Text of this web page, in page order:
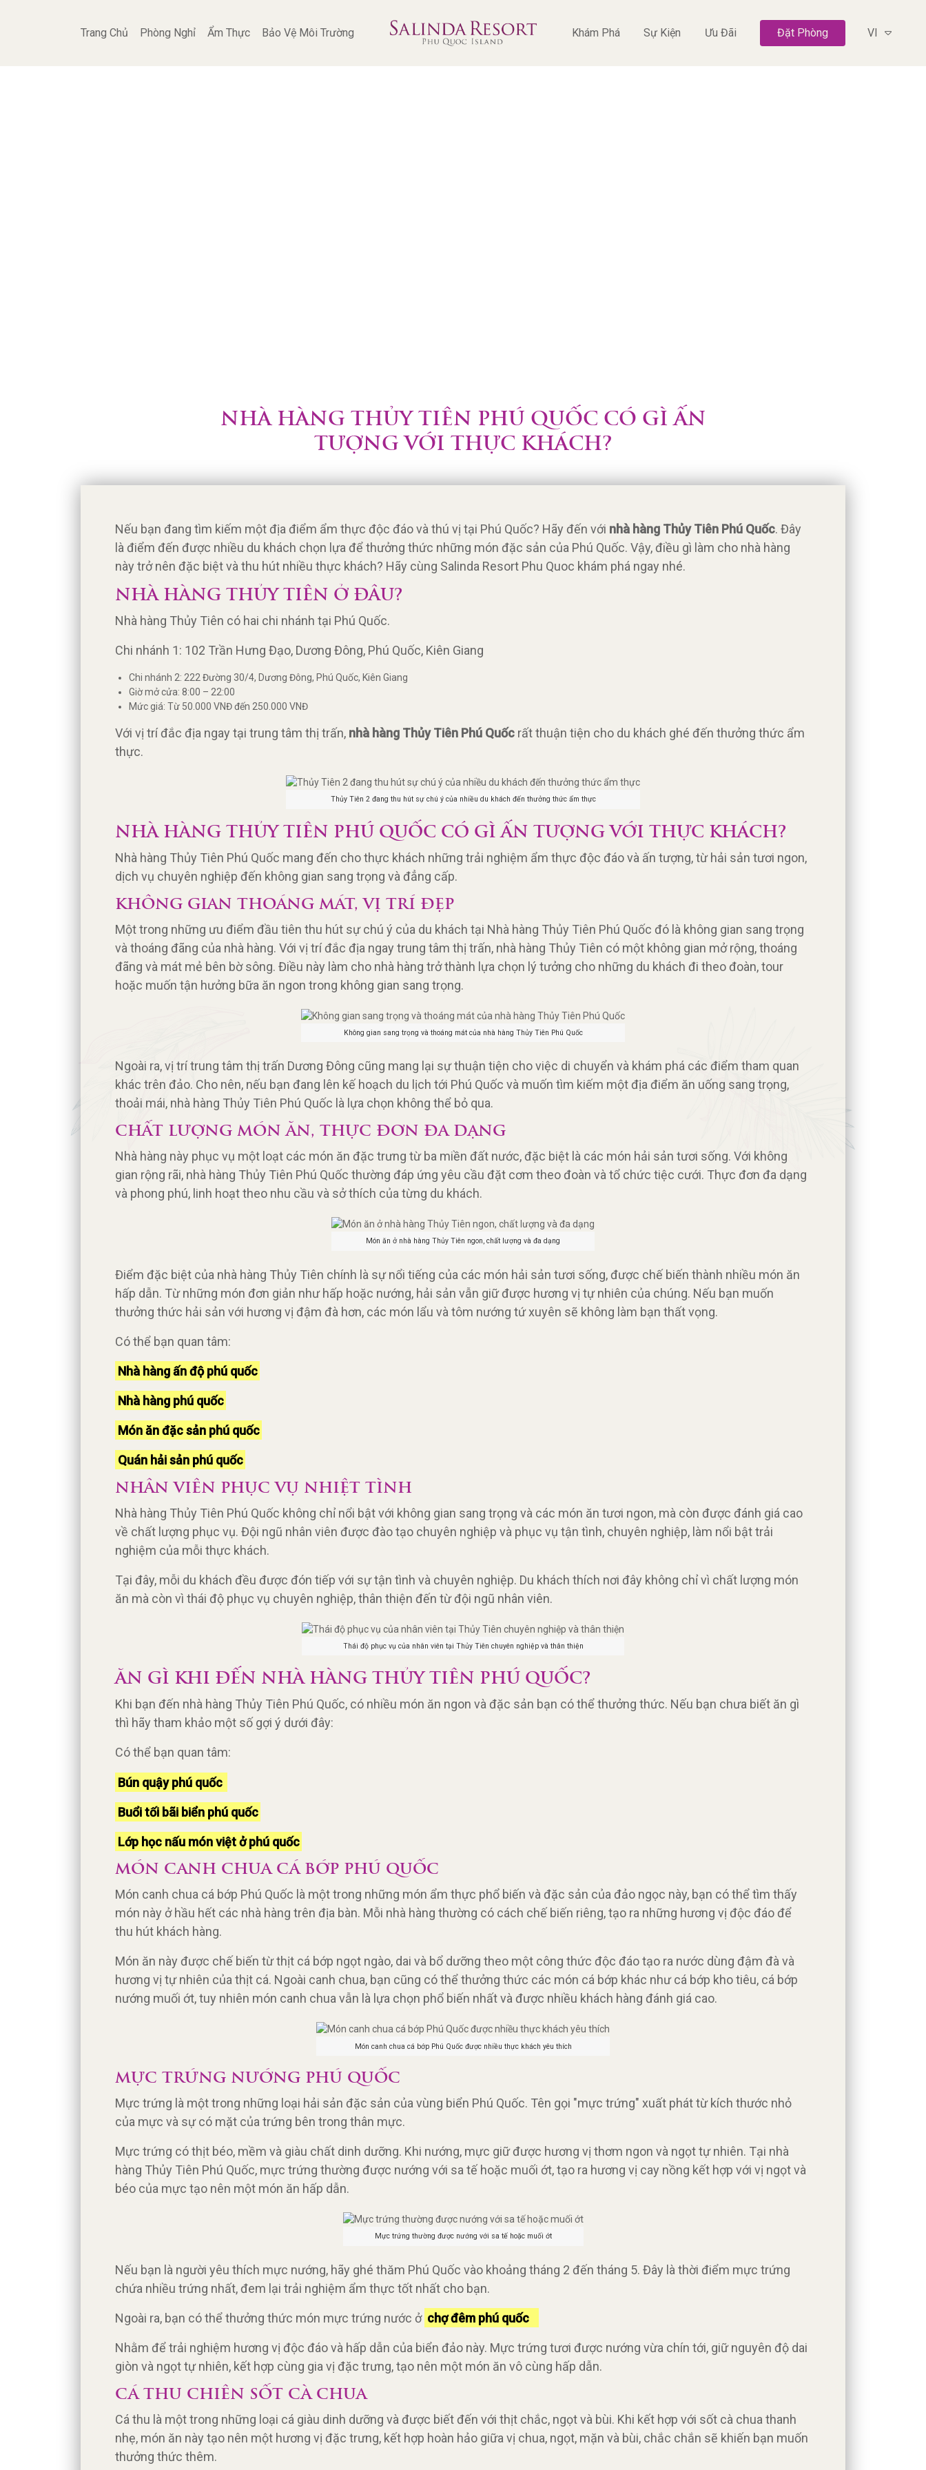
Trang Chủ Phòng Nghỉ Ẩm Thực Bảo Vệ Môi Trường Khám Phá Sự Kiện Ưu Đãi Đặt Phòng VI
NHÀ HÀNG THỦY TIÊN PHÚ QUỐC CÓ GÌ ẤN
TƯỢNG VỚI THỰC KHÁCH?
Nếu bạn đang tìm kiếm một địa điểm ẩm thực độc đáo và thú vị tại Phú Quốc? Hãy đến với nhà hàng Thủy Tiên Phú Quốc. Đây
là điểm đến được nhiều du khách chọn lựa để thưởng thức những món đặc sản của Phú Quốc. Vậy, điều gì làm cho nhà hàng
này trở nên đặc biệt và thu hút nhiều thực khách? Hãy cùng Salinda Resort Phu Quoc khám phá ngay nhé.
NHÀ HÀNG THỦY TIÊN Ở ĐÂU?
Nhà hàng Thủy Tiên có hai chi nhánh tại Phú Quốc.
Chi nhánh 1: 102 Trần Hưng Đạo, Dương Đông, Phú Quốc, Kiên Giang
Chi nhánh 2: 222 Đường 30/4, Dương Đông, Phú Quốc, Kiên Giang
Giờ mở cửa: 8:00 – 22:00
Mức giá: Từ 50.000 VNĐ đến 250.000 VNĐ
Với vị trí đắc địa ngay tại trung tâm thị trấn, nhà hàng Thủy Tiên Phú Quốc rất thuận tiện cho du khách ghé đến thưởng thức ẩm
thực.
Thủy Tiên 2 đang thu hút sự chú ý của nhiều du khách đến thưởng thức ẩm thực
NHÀ HÀNG THỦY TIÊN PHÚ QUỐC CÓ GÌ ẤN TƯỢNG VỚI THỰC KHÁCH?
Nhà hàng Thủy Tiên Phú Quốc mang đến cho thực khách những trải nghiệm ẩm thực độc đáo và ấn tượng, từ hải sản tươi ngon,
dịch vụ chuyên nghiệp đến không gian sang trọng và đẳng cấp.
KHÔNG GIAN THOÁNG MÁT, VỊ TRÍ ĐẸP
Một trong những ưu điểm đầu tiên thu hút sự chú ý của du khách tại Nhà hàng Thủy Tiên Phú Quốc đó là không gian sang trọng
và thoáng đãng của nhà hàng. Với vị trí đắc địa ngay trung tâm thị trấn, nhà hàng Thủy Tiên có một không gian mở rộng, thoáng
đãng và mát mẻ bên bờ sông. Điều này làm cho nhà hàng trở thành lựa chọn lý tưởng cho những du khách đi theo đoàn, tour
hoặc muốn tận hưởng bữa ăn ngon trong không gian sang trọng.
Không gian sang trọng và thoáng mát của nhà hàng Thủy Tiên Phú Quốc
Ngoài ra, vị trí trung tâm thị trấn Dương Đông cũng mang lại sự thuận tiện cho việc di chuyển và khám phá các điểm tham quan
khác trên đảo. Cho nên, nếu bạn đang lên kế hoạch du lịch tới Phú Quốc và muốn tìm kiếm một địa điểm ăn uống sang trọng,
thoải mái, nhà hàng Thủy Tiên Phú Quốc là lựa chọn không thể bỏ qua.
CHẤT LƯỢNG MÓN ĂN, THỰC ĐƠN ĐA DẠNG
Nhà hàng này phục vụ một loạt các món ăn đặc trưng từ ba miền đất nước, đặc biệt là các món hải sản tươi sống. Với không
gian rộng rãi, nhà hàng Thủy Tiên Phú Quốc thường đáp ứng yêu cầu đặt cơm theo đoàn và tổ chức tiệc cưới. Thực đơn đa dạng
và phong phú, linh hoạt theo nhu cầu và sở thích của từng du khách.
Món ăn ở nhà hàng Thủy Tiên ngon, chất lượng và đa dạng
Điểm đặc biệt của nhà hàng Thủy Tiên chính là sự nổi tiếng của các món hải sản tươi sống, được chế biến thành nhiều món ăn
hấp dẫn. Từ những món đơn giản như hấp hoặc nướng, hải sản vẫn giữ được hương vị tự nhiên của chúng. Nếu bạn muốn
thưởng thức hải sản với hương vị đậm đà hơn, các món lẩu và tôm nướng tứ xuyên sẽ không làm bạn thất vọng.
Có thể bạn quan tâm:
Nhà hàng ấn độ phú quốc
Nhà hàng phú quốc
Món ăn đặc sản phú quốc
Quán hải sản phú quốc
NHÂN VIÊN PHỤC VỤ NHIỆT TÌNH
Nhà hàng Thủy Tiên Phú Quốc không chỉ nổi bật với không gian sang trọng và các món ăn tươi ngon, mà còn được đánh giá cao
về chất lượng phục vụ. Đội ngũ nhân viên được đào tạo chuyên nghiệp và phục vụ tận tình, chuyên nghiệp, làm nổi bật trải
nghiệm của mỗi thực khách.
Tại đây, mỗi du khách đều được đón tiếp với sự tận tình và chuyên nghiệp. Du khách thích nơi đây không chỉ vì chất lượng món
ăn mà còn vì thái độ phục vụ chuyên nghiệp, thân thiện đến từ đội ngũ nhân viên.
Thái độ phục vụ của nhân viên tại Thủy Tiên chuyên nghiệp và thân thiện
ĂN GÌ KHI ĐẾN NHÀ HÀNG THỦY TIÊN PHÚ QUỐC?
Khi bạn đến nhà hàng Thủy Tiên Phú Quốc, có nhiều món ăn ngon và đặc sản bạn có thể thưởng thức. Nếu bạn chưa biết ăn gì
thì hãy tham khảo một số gợi ý dưới đây:
Có thể bạn quan tâm:
Bún quậy phú quốc
Buổi tối bãi biển phú quốc
Lớp học nấu món việt ở phú quốc
MÓN CANH CHUA CÁ BỚP PHÚ QUỐC
Món canh chua cá bớp Phú Quốc là một trong những món ẩm thực phổ biến và đặc sản của đảo ngọc này, bạn có thể tìm thấy
món này ở hầu hết các nhà hàng trên địa bàn. Mỗi nhà hàng thường có cách chế biến riêng, tạo ra những hương vị độc đáo để
thu hút khách hàng.
Món ăn này được chế biến từ thịt cá bớp ngọt ngào, dai và bổ dưỡng theo một công thức độc đáo tạo ra nước dùng đậm đà và
hương vị tự nhiên của thịt cá. Ngoài canh chua, bạn cũng có thể thưởng thức các món cá bớp khác như cá bớp kho tiêu, cá bớp
nướng muối ớt, tuy nhiên món canh chua vẫn là lựa chọn phổ biến nhất và được nhiều khách hàng đánh giá cao.
Món canh chua cá bớp Phú Quốc được nhiều thực khách yêu thích
MỰC TRỨNG NƯỚNG PHÚ QUỐC
Mực trứng là một trong những loại hải sản đặc sản của vùng biển Phú Quốc. Tên gọi "mực trứng" xuất phát từ kích thước nhỏ
của mực và sự có mặt của trứng bên trong thân mực.
Mực trứng có thịt béo, mềm và giàu chất dinh dưỡng. Khi nướng, mực giữ được hương vị thơm ngon và ngọt tự nhiên. Tại nhà
hàng Thủy Tiên Phú Quốc, mực trứng thường được nướng với sa tế hoặc muối ớt, tạo ra hương vị cay nồng kết hợp với vị ngọt và
béo của mực tạo nên một món ăn hấp dẫn.
Mực trứng thường được nướng với sa tế hoặc muối ớt
Nếu bạn là người yêu thích mực nướng, hãy ghé thăm Phú Quốc vào khoảng tháng 2 đến tháng 5. Đây là thời điểm mực trứng
chứa nhiều trứng nhất, đem lại trải nghiệm ẩm thực tốt nhất cho bạn.
Ngoài ra, bạn có thể thưởng thức món mực trứng nước ở chợ đêm phú quốc
Nhằm để trải nghiệm hương vị độc đáo và hấp dẫn của biển đảo này. Mực trứng tươi được nướng vừa chín tới, giữ nguyên độ dai
giòn và ngọt tự nhiên, kết hợp cùng gia vị đặc trưng, tạo nên một món ăn vô cùng hấp dẫn.
CÁ THU CHIÊN SỐT CÀ CHUA
Cá thu là một trong những loại cá giàu dinh dưỡng và được biết đến với thịt chắc, ngọt và bùi. Khi kết hợp với sốt cà chua thanh
nhẹ, món ăn này tạo nên một hương vị đặc trưng, kết hợp hoàn hảo giữa vị chua, ngọt, mặn và bùi, chắc chắn sẽ khiến bạn muốn
thưởng thức thêm.